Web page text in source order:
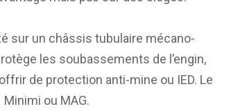
sur un châssis tubulaire mécano-
les soubassements de l’engin,
de protection anti-mine ou IED. Le
ou MAG.